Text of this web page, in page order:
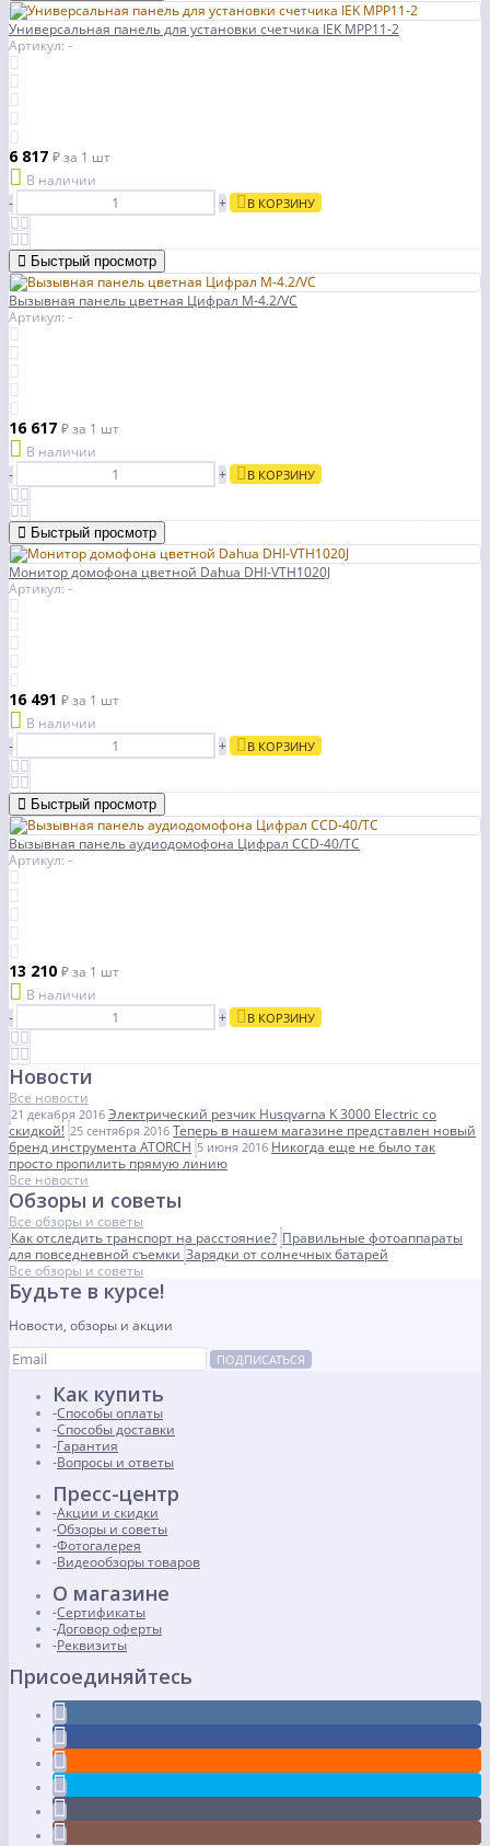
Универсальная панель для установки счетчика IEK MPP11-2
Артикул: -
6 817 ₽за 1 шт
В наличии
-
+ В КОРЗИНУ
Быстрый просмотр
Вызывная панель цветная Цифрал M-4.2/VС
Артикул: -
16 617 ₽за 1 шт
В наличии
-
+ В КОРЗИНУ
Быстрый просмотр
Монитор домофона цветной Dahua DHI-VTH1020J
Артикул: -
16 491 ₽за 1 шт
В наличии
-
+ В КОРЗИНУ
Быстрый просмотр
Вызывная панель аудиодомофона Цифрал CCD-40/ТС
Артикул: -
13 210 ₽за 1 шт
В наличии
-
+ В КОРЗИНУ
Новости
Все новости
21 декабря 2016 Электрический резчик Husqvarna K 3000 Electric со
скидкой! 25 сентября 2016 Теперь в нашем магазине представлен новый
бренд инструмента ATORCH 5 июня 2016 Никогда еще не было так
просто пропилить прямую линию
Все новости
Обзоры и советы
Все обзоры и советы
Как отследить транспорт на расстояние? Правильные фотоаппараты
для повседневной съемки Зарядки от солнечных батарей
Все обзоры и советы
Будьте в курсе!
Новости, обзоры и акции
ПОДПИСАТЬСЯ
Как купить
Способы оплаты
Способы доставки
Гарантия
Вопросы и ответы
Пресс-центр
Акции и скидки
Обзоры и советы
Фотогалерея
Видеообзоры товаров
О магазине
Сертификаты
Договор оферты
Реквизиты
Присоединяйтесь